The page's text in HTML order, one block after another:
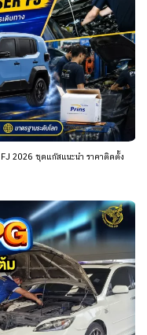
2026 ชุดแก๊สแนะนำ ราคาติดตั้ง